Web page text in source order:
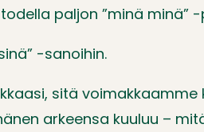
paljon ”minä minä”
-sanoihin.
sitä
arkeensa kuuluu –